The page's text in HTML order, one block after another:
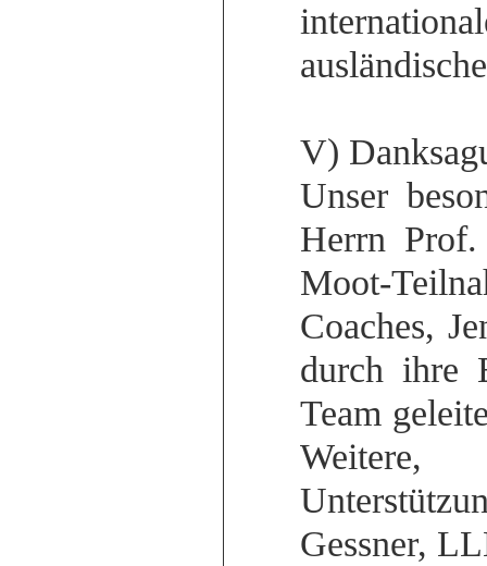
V)
Unser
Herrn
Moot-
Coaches,
durch ihre
Team
Weitere,
Gessner,